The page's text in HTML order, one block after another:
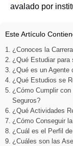
avalado por
Este Artículo
¿Conoces la
¿Qué Estudiar para
¿Qué es un Agente
¿Qué Estudios se
¿Cómo Cumplir
Seguros?
¿Qué Actividades
¿Cómo Conseguir
¿Cuál es el Perfil
¿Cuáles son las